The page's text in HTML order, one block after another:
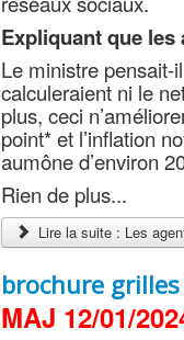
Expliquant que les
Le ministre pensait-
calculeraient ni le
plus, ceci
point* et l’inflation
aumône d’environ
Rien de plus...
Lire la suite : Les
brochure
MAJ 12/01/